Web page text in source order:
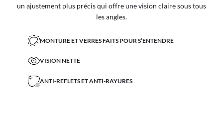
un ajustement plus précis qui offre une vision claire sous tous
les angles.
MONTURE ET VERRES FAITS POUR S’ENTENDRE
VISION NETTE
ANTI-REFLETS ET ANTI-RAYURES